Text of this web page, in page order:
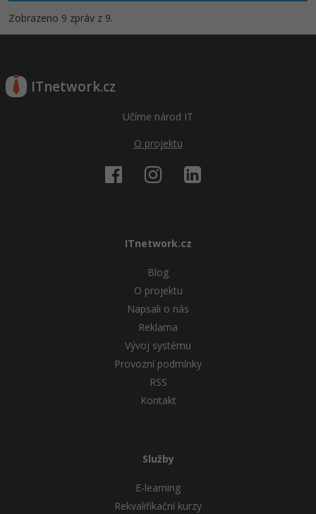
Zobrazeno 9 zpráv z 9.
ITnetwork.cz
Učíme národ IT
O projektu
ITnetwork.cz
Blog
O projektu
Napsali o nás
Reklama
Vývoj systému
Provozní podmínky
RSS
Kontakt
Služby
E-learning
Rekvalifikační kurzy